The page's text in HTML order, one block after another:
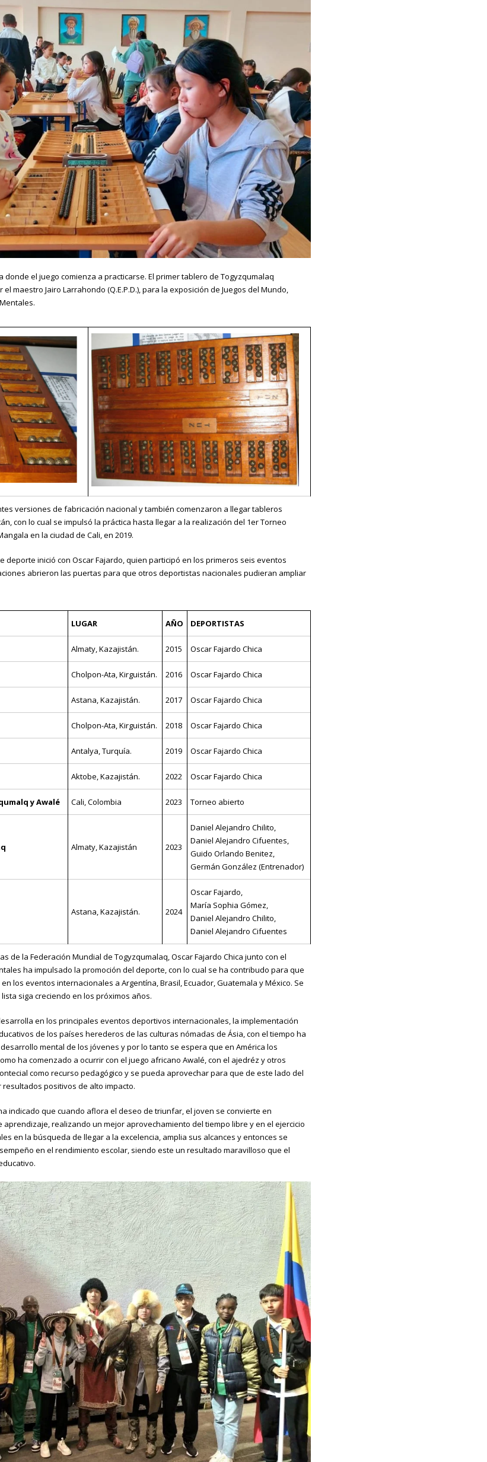
donde el juego comienza a practicarse. El primer tablero de Togyzqumalaq
maestro Jairo Larrahondo (Q.E.P.D.), para la exposición de Juegos del Mundo,
versiones de fabricación nacional y también comenzaron a llegar tableros
con lo cual se impulsó la práctica hasta llegar a la realización del 1er Torneo
en la ciudad de Cali, en 2019.
deporte inició con Oscar Fajardo, quien participó en los primeros seis eventos
abrieron las puertas para que otros deportistas nacionales pudieran ampliar
LUGAR AÑO DEPORTISTAS
Almaty, Kazajistán. 2015 Oscar Fajardo Chica
Cholpon-Ata, Kirguistán. 2016 Oscar Fajardo Chica
Astana, Kazajistán. 2017 Oscar Fajardo Chica
Cholpon-Ata, Kirguistán. 2018 Oscar Fajardo Chica
Antalya, Turquía. 2019 Oscar Fajardo Chica
Aktobe, Kazajistán. 2022 Oscar Fajardo Chica
y Awalé Cali, Colombia 2023 Torneo abierto
Almaty, Kazajistán 2023
Daniel Alejandro Chilito,
Daniel Alejandro Cifuentes,
Guido Orlando Benitez,
Germán González (Entrenador)
Astana, Kazajistán. 2024
Oscar Fajardo,
María Sophia Gómez,
Daniel Alejandro Chilito,
Daniel Alejandro Cifuentes
de la Federación Mundial de Togyzqumalaq, Oscar Fajardo Chica junto con el
ha impulsado la promoción del deporte, con lo cual se ha contribudo para que
los eventos internacionales a Argentína, Brasil, Ecuador, Guatemala y México. Se
siga creciendo en los próximos años.
en los principales eventos deportivos internacionales, la implementación
de los países herederos de las culturas nómadas de Ásia, con el tiempo ha
mental de los jóvenes y por lo tanto se espera que en América los
ha comenzado a ocurrir con el juego africano Awalé, con el ajedréz y otros
como recurso pedagógico y se pueda aprovechar para que de este lado del
positivos de alto impacto.
indicado que cuando aflora el deseo de triunfar, el joven se convierte en
realizando un mejor aprovechamiento del tiempo libre y en el ejercicio
en la búsqueda de llegar a la excelencia, amplia sus alcances y entonces se
en el rendimiento escolar, siendo este un resultado maravilloso que el